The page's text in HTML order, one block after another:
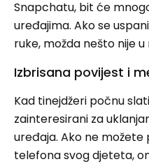
Snapchatu, bit će
uređajima. Ako se
ruke, možda nešto nije u
Izbrisana povijest i
Kad tinejdžeri počnu
zainteresirani za
uređaja. Ako ne možete
telefona svog djeteta,